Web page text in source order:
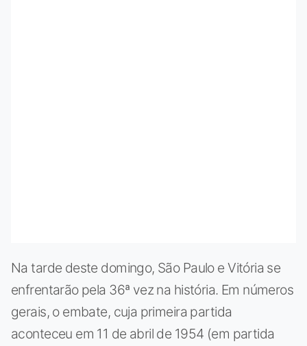
Na tarde deste domingo, São Paulo e Vitória se
enfrentarão pela 36ª vez na história. Em números
gerais, o embate, cuja primeira partida
aconteceu em 11 de abril de 1954 (em partida